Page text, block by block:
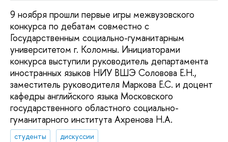
9 ноября прошли первые игры межвузовского
конкурса по дебатам совместно с
Государственным социально-гуманитарным
университетом г. Коломны. Инициаторами
конкурса выступили руководитель департамента
иностранных языков НИУ ВШЭ Соловова Е.Н.,
заместитель руководителя Маркова Е.С. и доцент
кафедры английского языка Московского
государственного областного социально-
гуманитарного института Ахренова Н.А.
студенты
дискуссии